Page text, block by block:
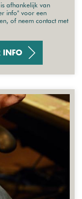
afhankelijk van
info" voor een
of neem contact met
INFO